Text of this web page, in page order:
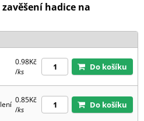
hadice na
0.98Kč
/ks Do košíku
0.85Kč
/ks Do košíku